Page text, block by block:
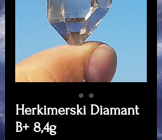
Herkimerski Diamant
B+ 8,4g